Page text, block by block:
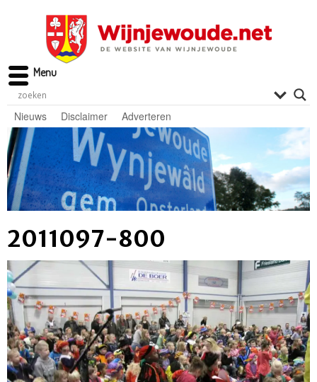
Nieuws Disclaimer Adverteren
2011097-800
Menu